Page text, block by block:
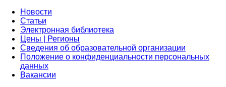
Новости
Статьи
Электронная библиотека
Цены | Регионы
Сведения об образовательной организации
Положение о конфиденциальности персональных
данных
Вакансии